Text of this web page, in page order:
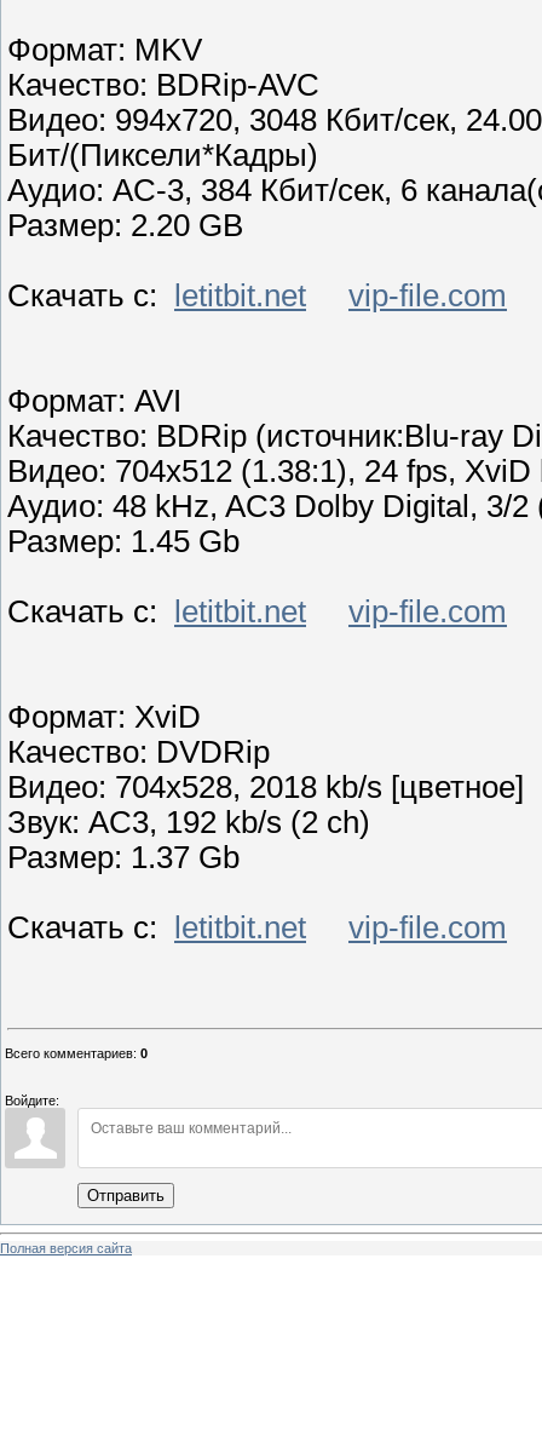
Формат: MKV
Качество: BDRip-AVC
Видео: 994x720, 3048 Кбит/сек,
Бит/(Пиксели*Кадры)
Аудио: AC-3, 384 Кбит/сек, 6
Размер: 2.20 GB
Скачать с: letitbit.net vip-file.com
Формат: AVI
Качество: BDRip (источник:Blu-ray
Видео: 704x512 (1.38:1), 24 fps,
Аудио: 48 kHz, AC3 Dolby Digital, 3/
Размер: 1.45 Gb
Скачать с: letitbit.net vip-file.com
Формат: XviD
Качество: DVDRip
Видео: 704x528, 2018 kb/s [цветное]
Звук: AC3, 192 kb/s (2 ch)
Размер: 1.37 Gb
Скачать с: letitbit.net vip-file.com
Всего комментариев: 0
Войдите:
Отправить
Полная версия сайта